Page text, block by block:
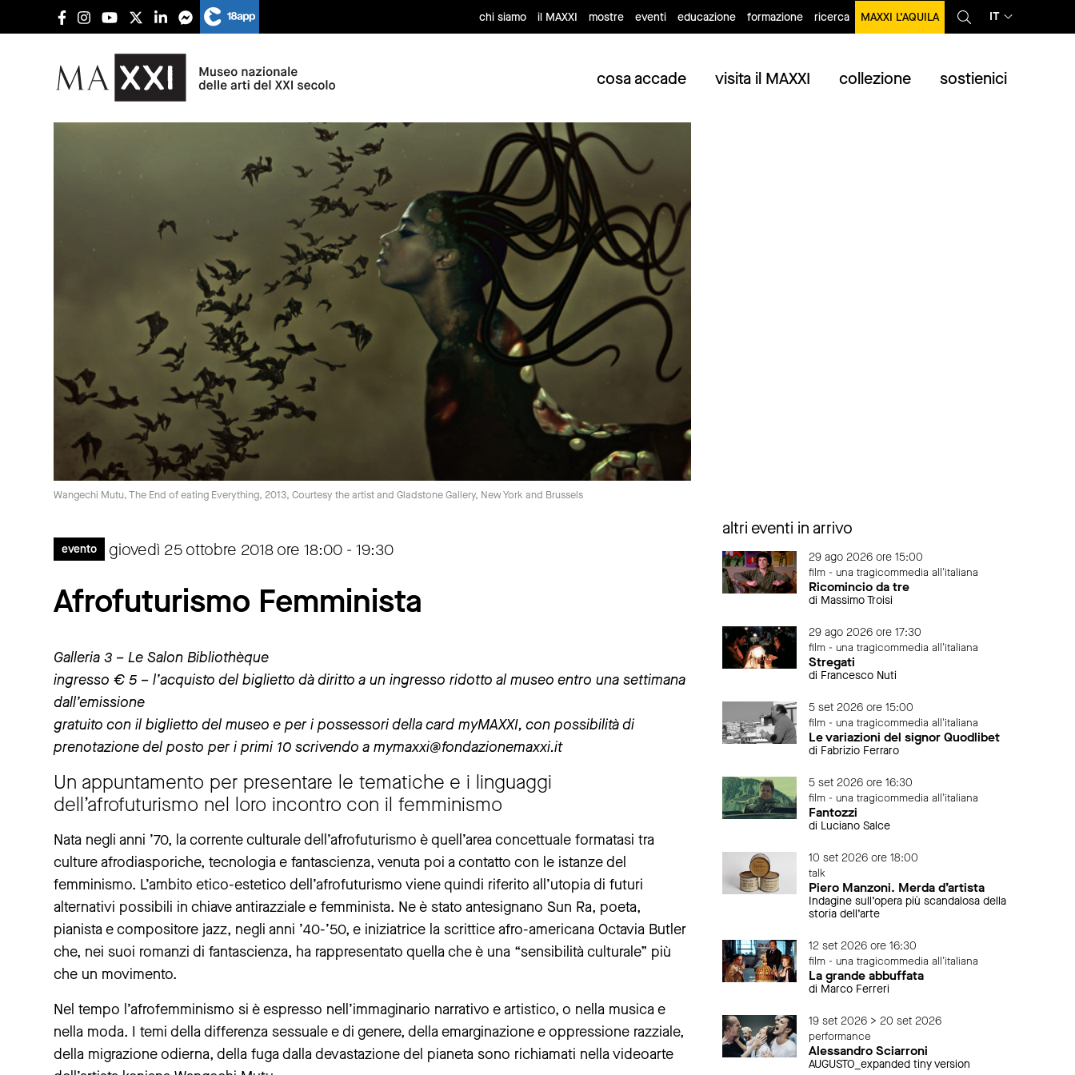
chi siamo il MAXXI mostre eventi educazione formazione ricerca MAXXI L’AQUILA IT
cosa accade visita il MAXXI collezione sostienici
Wangechi Mutu, The End of eating Everything, 2013, Courtesy the artist and Gladstone Gallery, New York and Brussels
evento giovedì 25 ottobre 2018 ore 18:00 - 19:30
Afrofuturismo Femminista
Galleria 3 – Le Salon Bibliothèque
ingresso € 5 – l’acquisto del biglietto dà diritto a un ingresso ridotto al museo entro una settimana
dall’emissione
gratuito con il biglietto del museo e per i possessori della card myMAXXI, con possibilità di
prenotazione del posto per i primi 10 scrivendo a mymaxxi@fondazionemaxxi.it
Un appuntamento per presentare le tematiche e i linguaggi
dell’afrofuturismo nel loro incontro con il femminismo
Nata negli anni ’70, la corrente culturale dell’afrofuturismo è quell’area concettuale formatasi tra
culture afrodiasporiche, tecnologia e fantascienza, venuta poi a contatto con le istanze del
femminismo. L’ambito etico-estetico dell’afrofuturismo viene quindi riferito all’utopia di futuri
alternativi possibili in chiave antirazziale e femminista. Ne è stato antesignano Sun Ra, poeta,
pianista e compositore jazz, negli anni ’40-’50, e iniziatrice la scrittice afro-americana Octavia Butler
che, nei suoi romanzi di fantascienza, ha rappresentato quella che è una “sensibilità culturale” più
che un movimento.
Nel tempo l’afrofemminismo si è espresso nell’immaginario narrativo e artistico, o nella musica e
nella moda. I temi della differenza sessuale e di genere, della emarginazione e oppressione razziale,
della migrazione odierna, della fuga dalla devastazione del pianeta sono richiamati nella videoarte
altri eventi in arrivo
29 ago 2026 ore 15:00
film - una tragicommedia all'italiana
Ricomincio da tre
di Massimo Troisi
29 ago 2026 ore 17:30
film - una tragicommedia all'italiana
Stregati
di Francesco Nuti
5 set 2026 ore 15:00
film - una tragicommedia all'italiana
Le variazioni del signor Quodlibet
di Fabrizio Ferraro
5 set 2026 ore 16:30
film - una tragicommedia all'italiana
Fantozzi
di Luciano Salce
10 set 2026 ore 18:00
talk
Piero Manzoni. Merda d’artista
Indagine sull’opera più scandalosa della
storia dell’arte
12 set 2026 ore 16:30
film - una tragicommedia all'italiana
La grande abbuffata
di Marco Ferreri
19 set 2026 > 20 set 2026
performance
Alessandro Sciarroni
AUGUSTO_expanded tiny version